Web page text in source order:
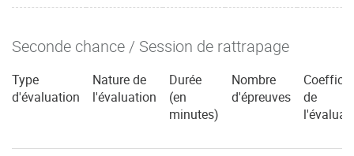
Seconde chance / Session de rattrapage
Type
d'évaluation
Nature de
l'évaluation
Durée
(en
minutes)
Nombre
d'épreuves
de